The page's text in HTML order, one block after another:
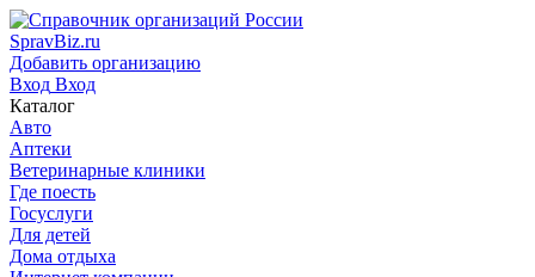
SpravBiz.ru
Добавить организацию
Вход Вход
Каталог
Авто
Аптеки
Ветеринарные клиники
Где поесть
Госуслуги
Для детей
Дома отдыха